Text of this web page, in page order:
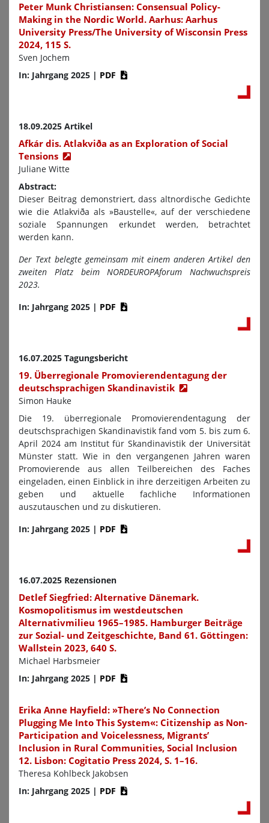
Peter Munk Christiansen: Consensual Policy-
Making in the Nordic World. Aarhus: Aarhus
University Press/The University of Wisconsin Press
2024, 115 S.
Sven Jochem
In: Jahrgang 2025 | PDF
18.09.2025 Artikel
Afkár dis. Atlakviða as an Exploration of Social
Tensions
Juliane Witte
Abstract:
Dieser Beitrag demonstriert, dass altnordische Gedichte
wie die Atlakviða als »Baustelle«, auf der verschiedene
soziale Spannungen erkundet werden, betrachtet
werden kann.
Der Text belegte gemeinsam mit einem anderen Artikel den
zweiten Platz beim NORDEUROPAforum Nachwuchspreis
2023.
In: Jahrgang 2025 | PDF
16.07.2025 Tagungsbericht
19. Überregionale Promovierendentagung der
deutschsprachigen Skandinavistik
Simon Hauke
Die 19. überregionale Promovierendentagung der
deutschsprachigen Skandinavistik fand vom 5. bis zum 6.
April 2024 am Institut für Skandinavistik der Universität
Münster statt. Wie in den vergangenen Jahren waren
Promovierende aus allen Teilbereichen des Faches
eingeladen, einen Einblick in ihre derzeitigen Arbeiten zu
geben und aktuelle fachliche Informationen
auszutauschen und zu diskutieren.
In: Jahrgang 2025 | PDF
16.07.2025 Rezensionen
Detlef Siegfried: Alternative Dänemark.
Kosmopolitismus im westdeutschen
Alternativmilieu 1965–1985. Hamburger Beiträge
zur Sozial- und Zeitgeschichte, Band 61. Göttingen:
Wallstein 2023, 640 S.
Michael Harbsmeier
In: Jahrgang 2025 | PDF
Erika Anne Hayfield: »There’s No Connection
Plugging Me Into This System«: Citizenship as Non-
Participation and Voicelessness, Migrants’
Inclusion in Rural Communities, Social Inclusion
12. Lisbon: Cogitatio Press 2024, S. 1–16.
Theresa Kohlbeck Jakobsen
In: Jahrgang 2025 | PDF